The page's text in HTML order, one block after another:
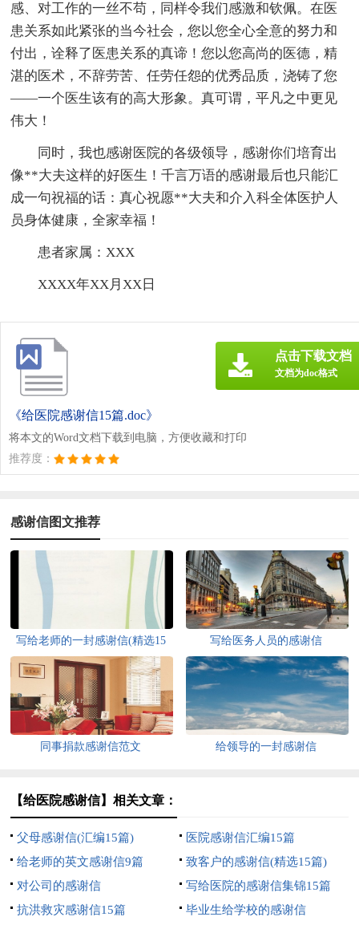
感、对工作的一丝不苟，同样令我们感激和钦佩。在医
患关系如此紧张的当今社会，您以您全心全意的努力和
付出，诠释了医患关系的真谛！您以您高尚的医德，精
湛的医术，不辞劳苦、任劳任怨的优秀品质，浇铸了您
——一个医生该有的高大形象。真可谓，平凡之中更见
伟大！
同时，我也感谢医院的各级领导，感谢你们培育出
像**大夫这样的好医生！千言万语的感谢最后也只能汇
成一句祝福的话：真心祝愿**大夫和介入科全体医护人
员身体健康，全家幸福！
患者家属：XXX
XXXX年XX月XX日
《给医院感谢信15篇.doc》
将本文的Word文档下载到电脑，方便收藏和打印
推荐度：
点击下载文档
文档为doc格式
感谢信图文推荐
写给老师的一封感谢信(精选15
篇)
写给医务人员的感谢信
同事捐款感谢信范文 给领导的一封感谢信
【给医院感谢信】相关文章：
父母感谢信(汇编15篇)
医院感谢信汇编15篇
给老师的英文感谢信9篇
致客户的感谢信(精选15篇)
对公司的感谢信
写给医院的感谢信集锦15篇
抗洪救灾感谢信15篇
毕业生给学校的感谢信